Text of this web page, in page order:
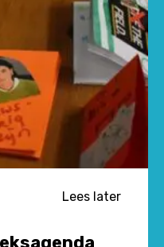
Lees later